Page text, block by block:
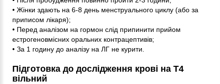
• Жінки здають на 6-8 день менструального циклу (або за
приписом лікаря);
• Перед аналізом на гормон слід припинити прийом
естрогеновмісних оральних контрацептивів;
• За 1 годину до аналізу на ЛГ не курити.
Підготовка до дослідження крові на Т4
вільний